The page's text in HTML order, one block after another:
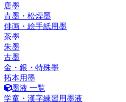
唐墨
青墨・松煙墨
俳画・絵手紙用墨
茶墨
朱墨
古墨
金・銀・特殊墨
拓本用墨
墨液 一覧
学童・漢字練習用墨液